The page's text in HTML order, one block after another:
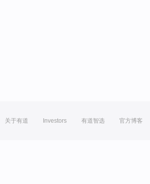
关于有道 Investors 有道智选 官方博客